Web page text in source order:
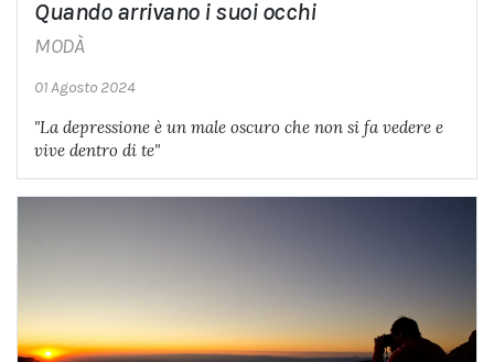
Quando arrivano i suoi occhi
MODÀ
01 Agosto 2024
"La depressione è un male oscuro che non si fa vedere e
vive dentro di te"